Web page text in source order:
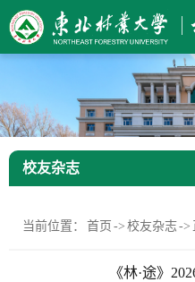
校友杂志
当前位置： 首页 -> 校友杂志->
《林·途》